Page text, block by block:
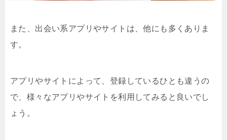
また、出会い系アプリやサイトは、他にも多くありま
す。
アプリやサイトによって、登録しているひとも違うの
で、様々なアプリやサイトを利用してみると良いでし
ょう。